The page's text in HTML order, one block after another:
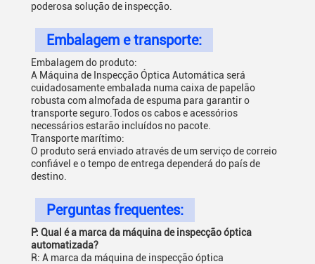
poderosa solução de inspecção.
Embalagem e transporte:
Embalagem do produto:
A Máquina de Inspecção Óptica Automática será
cuidadosamente embalada numa caixa de papelão
robusta com almofada de espuma para garantir o
transporte seguro.Todos os cabos e acessórios
necessários estarão incluídos no pacote.
Transporte marítimo:
O produto será enviado através de um serviço de correio
confiável e o tempo de entrega dependerá do país de
destino.
Perguntas frequentes:
P: Qual é a marca da máquina de inspecção óptica
automatizada?
R: A marca da máquina de inspecção óptica